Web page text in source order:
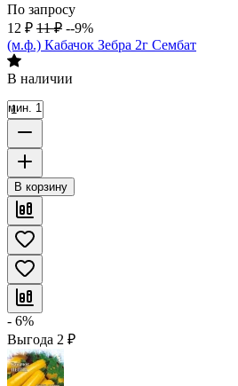
По запросу
12 ₽ 11 ₽ --9%
(м.ф.) Кабачок Зебра 2г Сембат
В наличии
мин. 1
В корзину
- 6%
Выгода 2 ₽